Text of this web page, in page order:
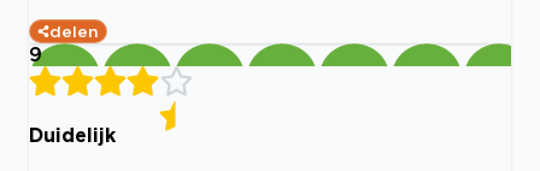
delen
9
Duidelijk